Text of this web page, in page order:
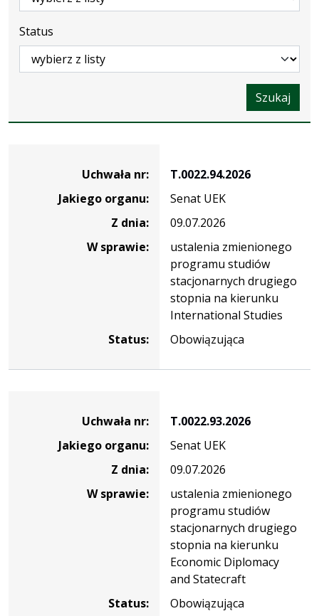
Status
Szukaj
T.0022.94.2026
Uchwała nr:
T.0022.94.2026
Jakiego organu:
Senat UEK
Z dnia:
09.07.2026
W sprawie:
ustalenia zmienionego
programu studiów
stacjonarnych drugiego
stopnia na kierunku
International Studies
Status:
Obowiązująca
T.0022.93.2026
Uchwała nr:
T.0022.93.2026
Jakiego organu:
Senat UEK
Z dnia:
09.07.2026
W sprawie:
ustalenia zmienionego
programu studiów
stacjonarnych drugiego
stopnia na kierunku
Economic Diplomacy
and Statecraft
Status:
Obowiązująca